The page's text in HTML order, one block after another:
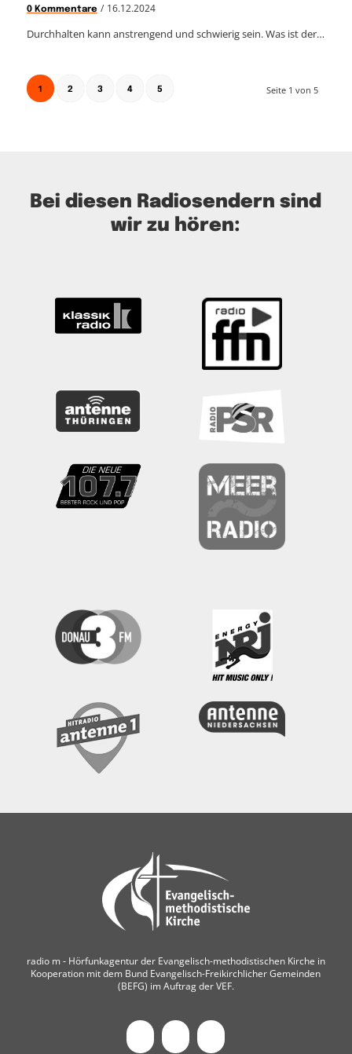
0 Kommentare / 16.12.2024
Durchhalten kann anstrengend und schwierig sein. Was ist der…
Seite 1 von 5
1 2 3 4 5
Bei diesen Radiosendern sind
wir zu hören:
radio m ‐ Hörfunkagentur der Evangelisch-methodistischen Kirche in
Kooperation mit dem Bund Evangelisch-Freikirchlicher Gemeinden
(BEFG) im Auftrag der VEF.